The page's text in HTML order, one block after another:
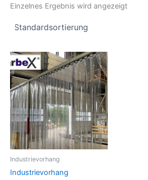
Einzelnes Ergebnis wird angezeigt
Industrievorhang
Industrievorhang